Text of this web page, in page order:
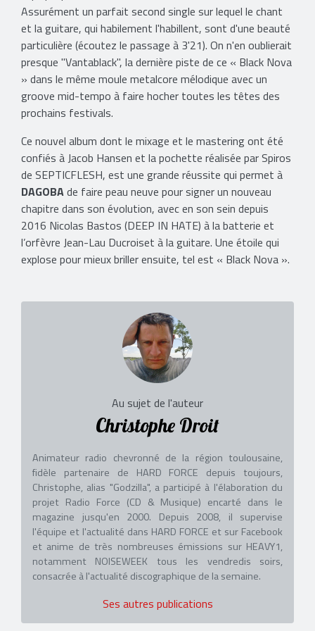
Assurément un parfait second single sur lequel le chant
et la guitare, qui habilement l'habillent, sont d'une beauté
particulière (écoutez le passage à 3'21). On n'en oublierait
presque "Vantablack", la dernière piste de ce « Black Nova
» dans le même moule metalcore mélodique avec un
groove mid-tempo à faire hocher toutes les têtes des
prochains festivals.
Ce nouvel album dont le mixage et le mastering ont été
confiés à Jacob Hansen et la pochette réalisée par Spiros
de SEPTICFLESH, est une grande réussite qui permet à
DAGOBAde faire peau neuve pour signer un nouveau
chapitre dans son évolution, avec en son sein depuis
2016 Nicolas Bastos (DEEP IN HATE) à la batterie et
l’orfèvre Jean-Lau Ducroiset à la guitare. Une étoile qui
explose pour mieux briller ensuite, tel est « Black Nova ».
Au sujet de l'auteur
Christophe Droit
Animateur radio chevronné de la région toulousaine,
fidèle partenaire de HARD FORCE depuis toujours,
Christophe, alias "Godzilla", a participé à l'élaboration du
projet Radio Force (CD & Musique) encarté dans le
magazine jusqu'en 2000. Depuis 2008, il supervise
l'équipe et l'actualité dans HARD FORCE et sur Facebook
et anime de très nombreuses émissions sur HEAVY1,
notamment NOISEWEEK tous les vendredis soirs,
consacrée à l'actualité discographique de la semaine.
Ses autres publications